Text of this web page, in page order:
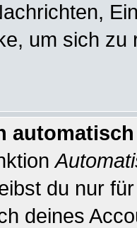
um sich
du nur
deines